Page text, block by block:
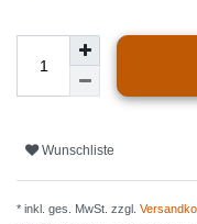
Wunschliste
* inkl. ges. MwSt. zzgl.